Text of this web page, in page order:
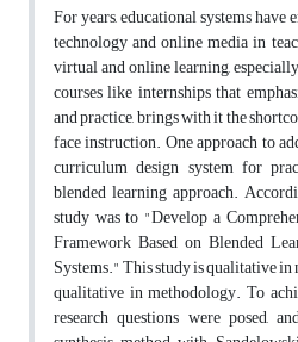
For years, educational systems
technology and online media in
virtual and online learning,
courses like internships that
and practice, brings with it the
face instruction. One approach to
curriculum design system for
blended learning approach.
study was to "Develop a
Framework Based on Blended
Systems." This study is qualitative in
qualitative in methodology. To
research questions were posed,